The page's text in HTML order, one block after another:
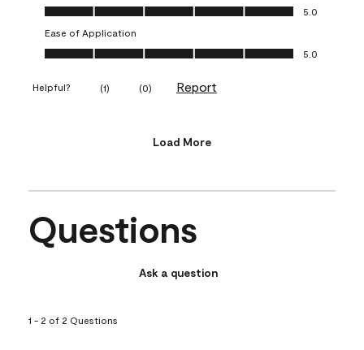
Value of Product, 5.0 out of 5
5.0
Ease of Application
Ease of Application, 5.0 out of 5
5.0
Helpful? (1) (0) Report
Load More
Questions
Ask a question
1 - 2 of 2 Questions